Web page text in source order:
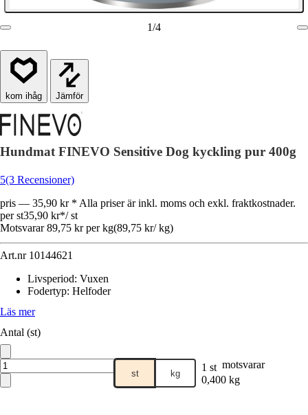
1/4
Jämför
Hundmat FINEVO Sensitive Dog kyckling pur 400g
5(3 Recensioner)
pris — 35,90 kr * Alla priser är inkl. moms och exkl. fraktkostnader.
per st35,90 kr*/ st
Motsvarar 89,75 kr per kg(89,75 kr/ kg)
Art.nr 10144621
Livsperiod: Vuxen
Fodertyp: Helfoder
Läs mer
Antal (st)
st kg 1 st motsvarar
0,400 kg